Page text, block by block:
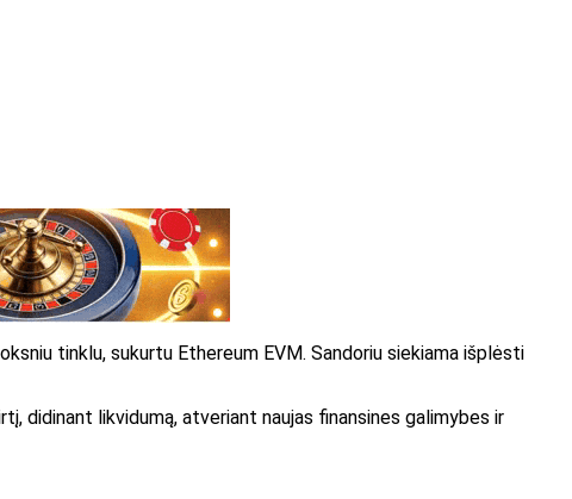
tinklu, sukurtu Ethereum EVM. Sandoriu siekiama išplėsti
didinant likvidumą, atveriant naujas finansines galimybes ir